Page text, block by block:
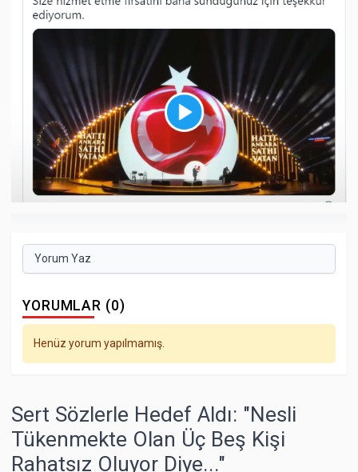
Yorum Yaz
YORUMLAR (0)
Henüz yorum yapılmamış.
Sert Sözlerle Hedef Aldı: "Nesli
Tükenmekte Olan Üç Beş Kişi
Rahatsız Oluyor Diye..."